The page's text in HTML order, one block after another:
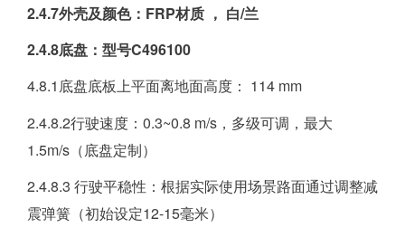
2.4.7外壳及颜色：FRP材质 ， 白/兰
2.4.8底盘：型号C496100
4.8.1底盘底板上平面离地面高度： 114 mm
2.4.8.2行驶速度：0.3~0.8 m/s，多级可调，最大
1.5m/s（底盘定制）
2.4.8.3 行驶平稳性：根据实际使用场景路面通过调整减
震弹簧（初始设定12-15毫米）